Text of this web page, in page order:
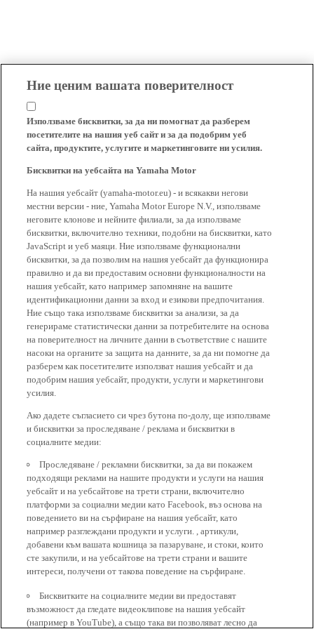
Ние ценим вашата поверителност
Използваме бисквитки, за да ни помогнат да разберем
посетителите на нашия уеб сайт и за да подобрим уеб
сайта, продуктите, услугите и маркетинговите ни усилия.
Бисквитки на уебсайта на Yamaha Motor
На нашия уебсайт (yamaha-motor.eu) - и всякакви негови
местни версии - ние, Yamaha Motor Europe N.V., използваме
неговите клонове и нейните филиали, за да използваме
бисквитки, включително техники, подобни на бисквитки, като
JavaScript и уеб маяци. Ние използваме функционални
бисквитки, за да позволим на нашия уебсайт да функционира
правилно и да ви предоставим основни функционалности на
нашия уебсайт, като например запомняне на вашите
идентификационни данни за вход и езикови предпочитания.
Ние също така използваме бисквитки за анализи, за да
генерираме статистически данни за потребителите на основа
на поверителност на личните данни в съответствие с нашите
насоки на органите за защита на данните, за да ни помогне да
разберем как посетителите използват нашия уебсайт и да
подобрим нашия уебсайт, продукти, услуги и маркетингови
усилия.
Ако дадете съгласието си чрез бутона по-долу, ще използваме
и бисквитки за проследяване / реклама и бисквитки в
социалните медии:
Проследяване / рекламни бисквитки, за да ви покажем
подходящи реклами на нашите продукти и услуги на нашия
уебсайт и на уебсайтове на трети страни, включително
платформи за социални медии като Facebook, въз основа на
поведението ви на сърфиране на нашия уебсайт, като
например разглеждани продукти и услуги. , артикули,
добавени към вашата кошница за пазаруване, и стоки, които
сте закупили, и на уебсайтове на трети страни и вашите
интереси, получени от такова поведение на сърфиране.
Бисквитките на социалните медии ви предоставят
възможност да гледате видеоклипове на нашия уебсайт
(например в YouTube), а също така ви позволяват лесно да